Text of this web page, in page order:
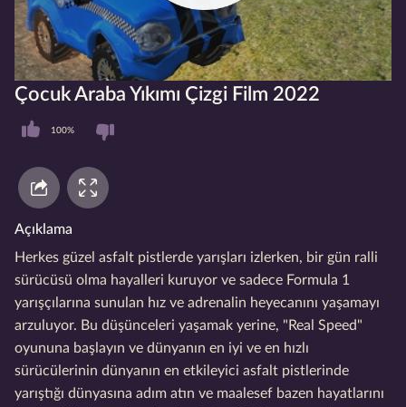
Çocuk Araba Yıkımı Çizgi Film 2022
100%
Açıklama
Herkes güzel asfalt pistlerde yarışları izlerken, bir gün ralli
sürücüsü olma hayalleri kuruyor ve sadece Formula 1
yarışçılarına sunulan hız ve adrenalin heyecanını yaşamayı
arzuluyor. Bu düşünceleri yaşamak yerine, "Real Speed"
oyununa başlayın ve dünyanın en iyi ve en hızlı
sürücülerinin dünyanın en etkileyici asfalt pistlerinde
yarıştığı dünyasına adım atın ve maalesef bazen hayatlarını